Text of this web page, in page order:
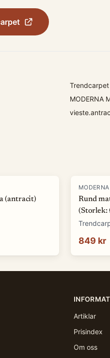
Trendcarpet
MODERNA
(antracit)
Rund
(Storlek:
849 kr
Artiklar
Prisindex
Om oss